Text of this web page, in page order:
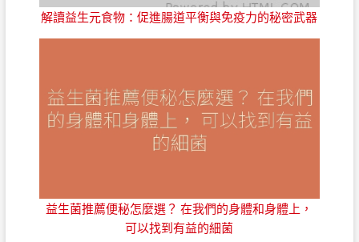
解讀益生元食物：促進腸道平衡與免疫力的秘密武器
益生菌推薦便秘怎麼選？ 在我們的身體和身體上，
可以找到有益的細菌